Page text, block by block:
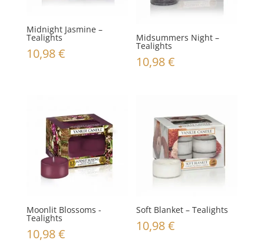
Midnight Jasmine –
Tealights
10,98€
Midsummers Night –
Tealights
10,98€
Moonlit Blossoms -
Tealights
10,98€
Soft Blanket – Tealights
10,98€